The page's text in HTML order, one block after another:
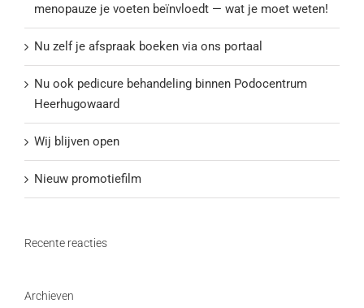
menopauze je voeten beïnvloedt — wat je moet weten!
Nu zelf je afspraak boeken via ons portaal
Nu ook pedicure behandeling binnen Podocentrum
Heerhugowaard
Wij blijven open
Nieuw promotiefilm
Recente reacties
Archieven